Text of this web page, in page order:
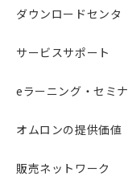
ダウンロードセンタ
サービスサポート
eラーニング・セミナ
オムロンの提供価値
販売ネットワーク